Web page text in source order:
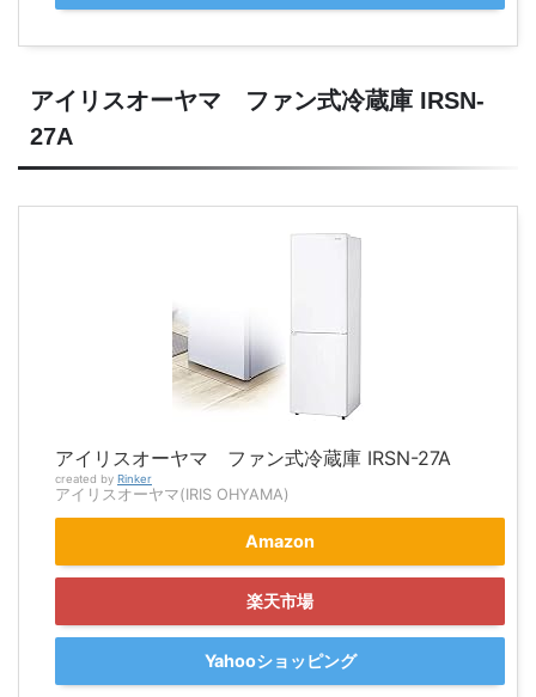
アイリスオーヤマ ファン式冷蔵庫 IRSN-
27A
アイリスオーヤマ ファン式冷蔵庫 IRSN-27A
created by Rinker
アイリスオーヤマ(IRIS OHYAMA)
Amazon
楽天市場
Yahooショッピング